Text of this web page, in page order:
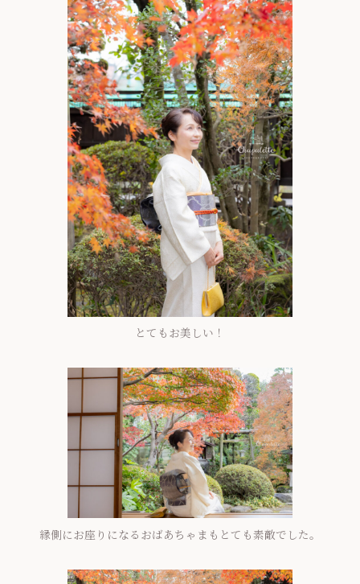
とてもお美しい！
縁側にお座りになるおばあちゃまもとても素敵でした。